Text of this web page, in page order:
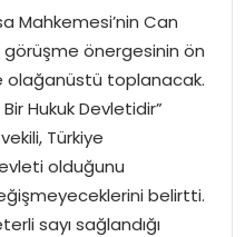
Mahkemesi’nin Can
görüşme önergesinin ön
olağanüstü toplanacak.
Hukuk Devletidir”
Türkiye
olduğunu
belirtti.
sayı sağlandığı